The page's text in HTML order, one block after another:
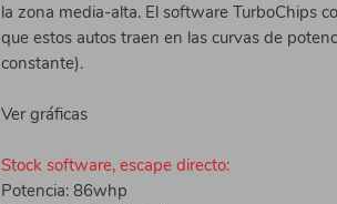
la zona media-alta. El software TurboChips
que estos autos traen en las curvas de
constante).
Ver gráficas
Stock software, escape directo:
Potencia: 86whp